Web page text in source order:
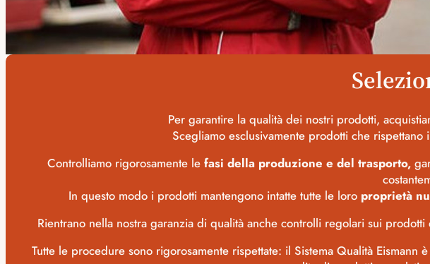
Per garantire la qualità dei nostri prodotti,
Scegliamo esclusivamente prodotti che
Controlliamo rigorosamente le fasi della produzione e del trasporto,
In questo modo i prodotti mantengono intatte tutte le loro proprietà
Rientrano nella nostra garanzia di qualità anche controlli regolari sui
Tutte le procedure sono rigorosamente rispettate: il Sistema Qualità Eismann